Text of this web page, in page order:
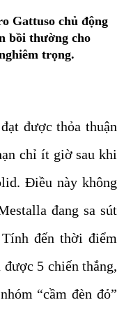
Gattuso chủ động
bồi thường cho
trọng.
được thỏa thuận
chỉ ít giờ sau khi
Điều này không
đang sa sút
đến thời điểm
5 chiến thắng,
“cầm đèn đỏ”